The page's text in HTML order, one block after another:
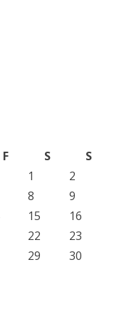
F S
S
1
2
8
9
15
16
22
23
29
30